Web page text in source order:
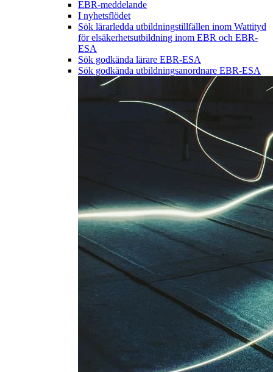
EBR-meddelande
I nyhetsflödet
Sök lärarledda utbildningstillfällen inom Wattityd
för elsäkerhetsutbildning inom EBR och EBR-
ESA
Sök godkända lärare EBR-ESA
Sök godkända utbildningsanordnare EBR-ESA